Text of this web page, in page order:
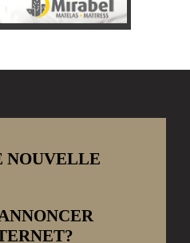
NOUVELLE